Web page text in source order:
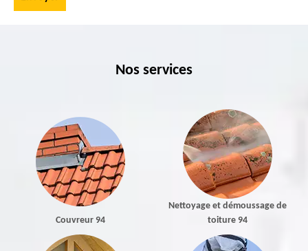
Nos services
Couvreur 94
Nettoyage et démoussage de
toiture 94